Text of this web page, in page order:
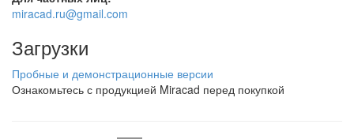
miracad.ru@gmail.com
Загрузки
Пробные и демонстрационные версии
Ознакомьтесь с продукцией Miracad перед покупкой